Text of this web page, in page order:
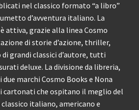
nel classico formato “a libro”
d’avventura italiano. La
attiva, grazie alla linea Cosmo
di storie d’azione, thriller,
grandi classici d’autore, tutti
deluxe. La divisione da libreria,
marchi Cosmo Books e Nona
cartonati che ospitano il meglio del
italiano, americano e